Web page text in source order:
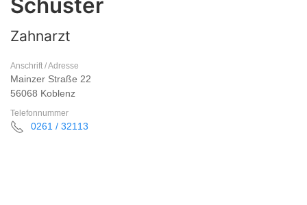
Schuster
Zahnarzt
Anschrift / Adresse
Mainzer Straße 22
56068 Koblenz
Telefonnummer
0261 / 32113